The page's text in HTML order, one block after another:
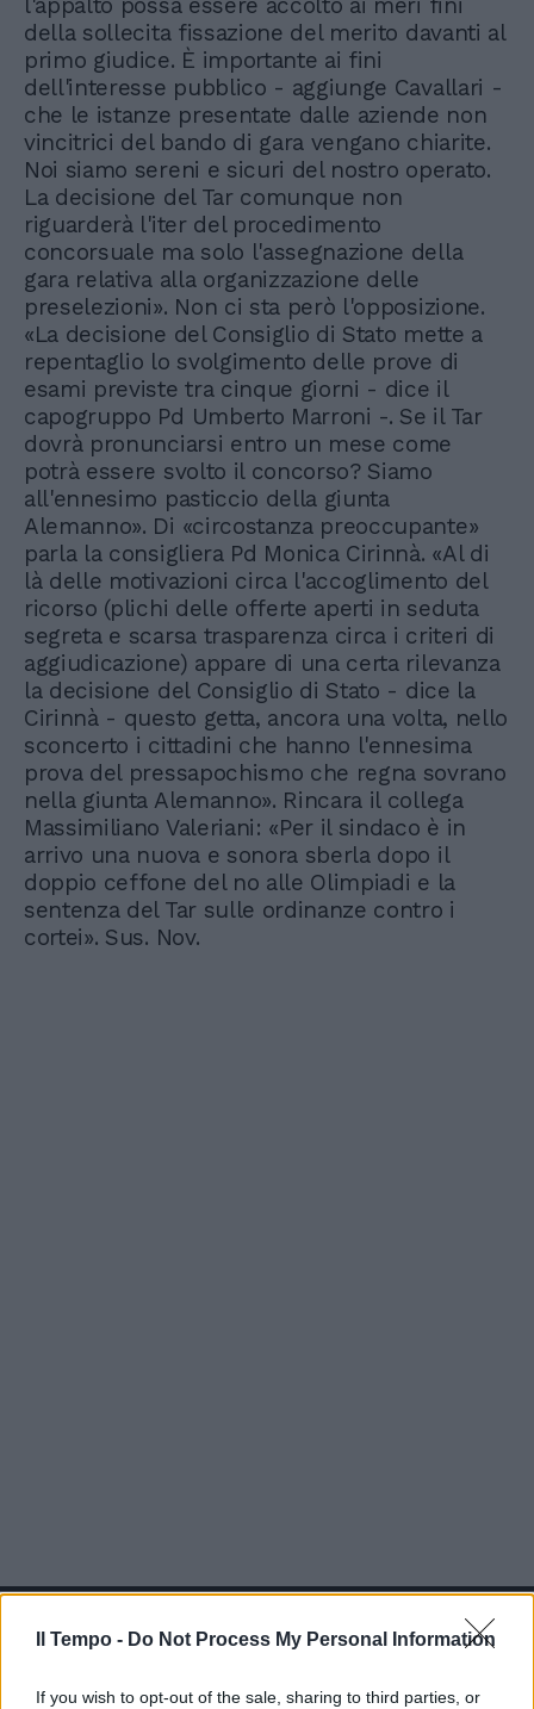
Il Tempo - Do Not Process My Personal Information
If you wish to opt-out of the sale, sharing to third parties, or
l'appalto possa essere accolto ai meri fini
della sollecita fissazione del merito davanti al
primo giudice. È importante ai fini
dell'interesse pubblico - aggiunge Cavallari -
che le istanze presentate dalle aziende non
vincitrici del bando di gara vengano chiarite.
Noi siamo sereni e sicuri del nostro operato.
La decisione del Tar comunque non
riguarderà l'iter del procedimento
concorsuale ma solo l'assegnazione della
gara relativa alla organizzazione delle
preselezioni». Non ci sta però l'opposizione.
«La decisione del Consiglio di Stato mette a
repentaglio lo svolgimento delle prove di
esami previste tra cinque giorni - dice il
capogruppo Pd Umberto Marroni -. Se il Tar
dovrà pronunciarsi entro un mese come
potrà essere svolto il concorso? Siamo
all'ennesimo pasticcio della giunta
Alemanno». Di «circostanza preoccupante»
parla la consigliera Pd Monica Cirinnà. «Al di
là delle motivazioni circa l'accoglimento del
ricorso (plichi delle offerte aperti in seduta
segreta e scarsa trasparenza circa i criteri di
aggiudicazione) appare di una certa rilevanza
la decisione del Consiglio di Stato - dice la
Cirinnà - questo getta, ancora una volta, nello
sconcerto i cittadini che hanno l'ennesima
prova del pressapochismo che regna sovrano
nella giunta Alemanno». Rincara il collega
Massimiliano Valeriani: «Per il sindaco è in
arrivo una nuova e sonora sberla dopo il
doppio ceffone del no alle Olimpiadi e la
sentenza del Tar sulle ordinanze contro i
cortei». Sus. Nov.